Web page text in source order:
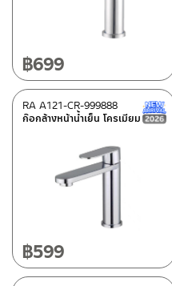
฿699
ก๊อกล้างหน้าน้ำเย็น โครเมียม
RA A121-CR-999888
฿599